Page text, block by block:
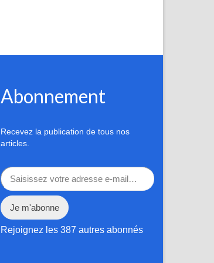
Abonnement
Recevez la publication de tous nos
articles.
Saisissez votre adresse e-mail…
Je m'abonne
Rejoignez les 387 autres abonnés